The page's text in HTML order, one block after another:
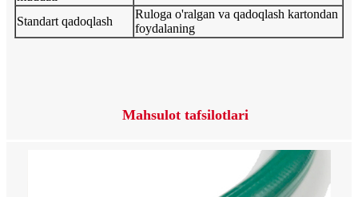
Standart qadoqlash
Ruloga o'ralgan va qadoqlash kartondan
foydalaning
Mahsulot tafsilotlari